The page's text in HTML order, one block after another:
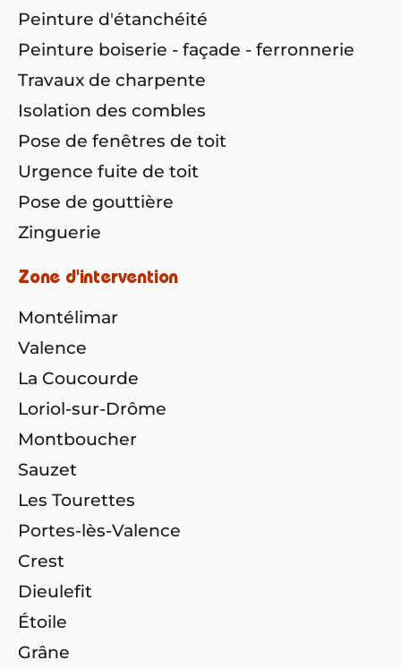
Peinture d'étanchéité
Peinture boiserie - façade - ferronnerie
Travaux de charpente
Isolation des combles
Pose de fenêtres de toit
Urgence fuite de toit
Pose de gouttière
Zinguerie
Zone d'intervention
Montélimar
Valence
La Coucourde
Loriol-sur-Drôme
Montboucher
Sauzet
Les Tourettes
Portes-lès-Valence
Crest
Dieulefit
Étoile
Grâne